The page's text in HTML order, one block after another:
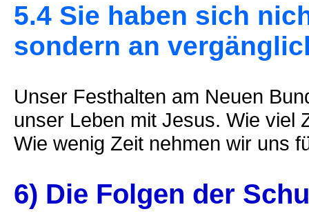
5.4 Sie haben sich
sondern an
Unser Festhalten am Neuen
unser Leben mit Jesus. Wie viel
Wie wenig Zeit nehmen wir uns
6) Die Folgen der